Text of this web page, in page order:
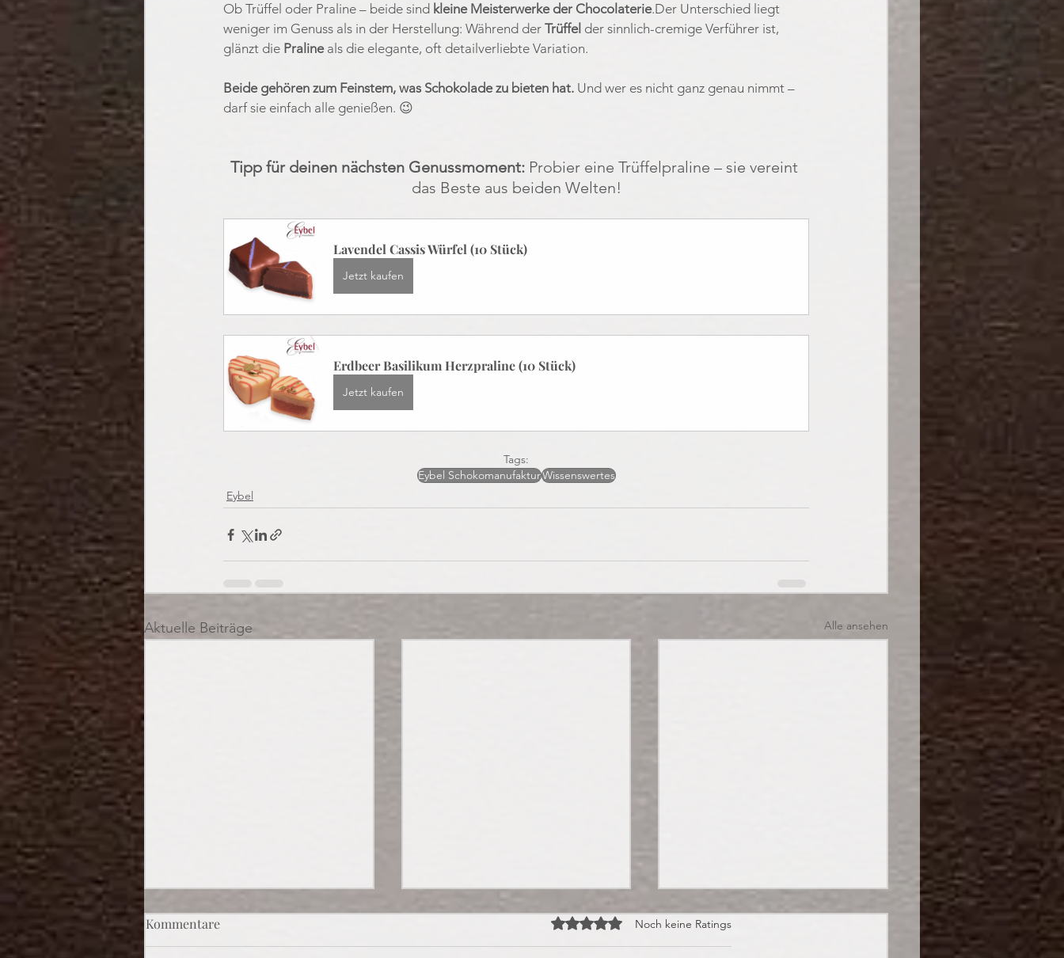
Ob Trüffel oder Praline – beide sind kleine Meisterwerke der Chocolaterie.Der Unterschied liegt
weniger im Genuss als in der Herstellung: Während der Trüffel der sinnlich-cremige Verführer ist,
glänzt die Praline als die elegante, oft detailverliebte Variation.
Beide gehören zum Feinstem, was Schokolade zu bieten hat. Und wer es nicht ganz genau nimmt –
darf sie einfach alle genießen. 😉
Tipp für deinen nächsten Genussmoment: Probier eine Trüffelpraline – sie vereint
das Beste aus beiden Welten!
Lavendel Cassis Würfel (10 Stück)
Jetzt kaufen
Erdbeer Basilikum Herzpraline (10 Stück)
Jetzt kaufen
Tags:
Eybel SchokomanufakturWissenswertes
Eybel
Aktuelle Beiträge Alle ansehen
Kommentare Mit 0 von 5 Sternen bewertet.
Noch keine Ratings